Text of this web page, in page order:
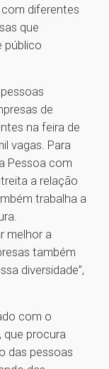
diferentes
que
público
de
na feira de
vagas. Para
Pessoa com
a relação
trabalha a
melhor a
também
diversidade”,
com o
que procura
das pessoas